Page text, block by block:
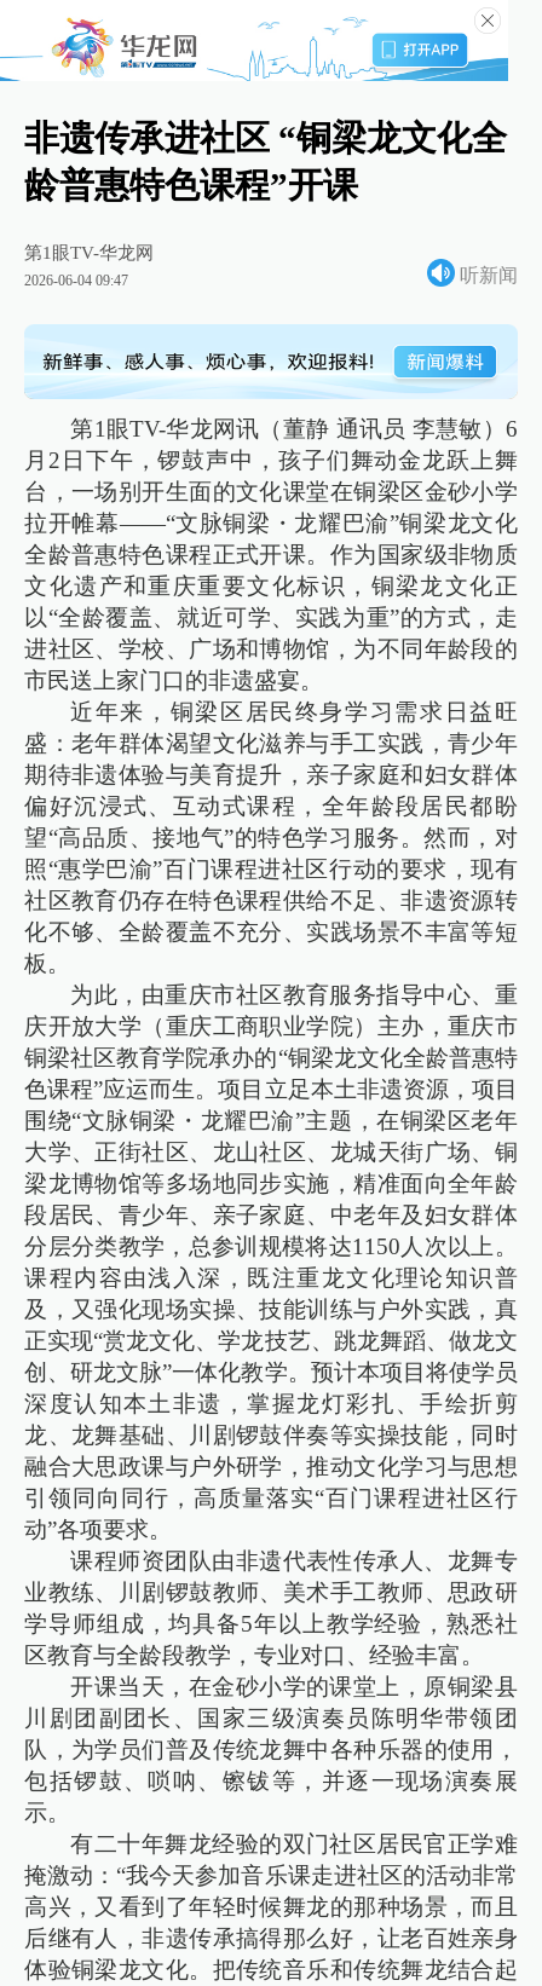
非遗传承进社区 “铜梁龙文化全
龄普惠特色课程”开课
第1眼TV-华龙网
2026-06-04 09:47 听新闻
第1眼TV-华龙网讯（董静 通讯员 李慧敏）6
月2日下午，锣鼓声中，孩子们舞动金龙跃上舞
台，一场别开生面的文化课堂在铜梁区金砂小学
拉开帷幕——“文脉铜梁・龙耀巴渝”铜梁龙文化
全龄普惠特色课程正式开课。作为国家级非物质
文化遗产和重庆重要文化标识，铜梁龙文化正
以“全龄覆盖、就近可学、实践为重”的方式，走
进社区、学校、广场和博物馆，为不同年龄段的
市民送上家门口的非遗盛宴。
近年来，铜梁区居民终身学习需求日益旺
盛：老年群体渴望文化滋养与手工实践，青少年
期待非遗体验与美育提升，亲子家庭和妇女群体
偏好沉浸式、互动式课程，全年龄段居民都盼
望“高品质、接地气”的特色学习服务。然而，对
照“惠学巴渝”百门课程进社区行动的要求，现有
社区教育仍存在特色课程供给不足、非遗资源转
化不够、全龄覆盖不充分、实践场景不丰富等短
板。
为此，由重庆市社区教育服务指导中心、重
庆开放大学（重庆工商职业学院）主办，重庆市
铜梁社区教育学院承办的“铜梁龙文化全龄普惠特
色课程”应运而生。项目立足本土非遗资源，项目
围绕“文脉铜梁・龙耀巴渝”主题，在铜梁区老年
大学、正街社区、龙山社区、龙城天街广场、铜
梁龙博物馆等多场地同步实施，精准面向全年龄
段居民、青少年、亲子家庭、中老年及妇女群体
分层分类教学，总参训规模将达1150人次以上。
课程内容由浅入深，既注重龙文化理论知识普
及，又强化现场实操、技能训练与户外实践，真
正实现“赏龙文化、学龙技艺、跳龙舞蹈、做龙文
创、研龙文脉”一体化教学。预计本项目将使学员
深度认知本土非遗，掌握龙灯彩扎、手绘折剪
龙、龙舞基础、川剧锣鼓伴奏等实操技能，同时
融合大思政课与户外研学，推动文化学习与思想
引领同向同行，高质量落实“百门课程进社区行
动”各项要求。
课程师资团队由非遗代表性传承人、龙舞专
业教练、川剧锣鼓教师、美术手工教师、思政研
学导师组成，均具备5年以上教学经验，熟悉社
区教育与全龄段教学，专业对口、经验丰富。
开课当天，在金砂小学的课堂上，原铜梁县
川剧团副团长、国家三级演奏员陈明华带领团
队，为学员们普及传统龙舞中各种乐器的使用，
包括锣鼓、唢呐、镲钹等，并逐一现场演奏展
示。
有二十年舞龙经验的双门社区居民官正学难
掩激动：“我今天参加音乐课走进社区的活动非常
高兴，又看到了年轻时候舞龙的那种场景，而且
后继有人，非遗传承搞得那么好，让老百姓亲身
体验铜梁龙文化。把传统音乐和传统舞龙结合起